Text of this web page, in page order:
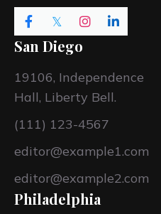
San Diego
19106, Independence
Hall, Liberty Bell.
(111) 123-4567
editor@example1.com
editor@example2.com
Philadelphia